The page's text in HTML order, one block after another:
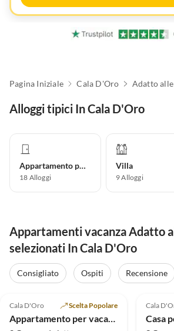
Pagina Iniziale Cala D'Oro Adatto
Alloggi tipici In Cala D'Oro
Appartamento per vacanze
18 Alloggi
Villa
9Alloggi
Appartamenti vacanza Adatto
selezionati In Cala D'Oro
Consigliato Ospiti Recensione
Cala D'Oro Scelta Popolare
Appartamento per vacanze Villa Schmidt
Cala